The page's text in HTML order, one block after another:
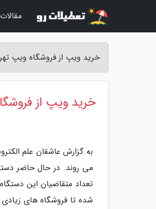
خرید ویپ از فروشگاه ویپ
خرید ویپ از
به گزارش عاشقان علم
می روند. در حال حاضر
تعداد متقاضیان این
شده تا فروشگاه های زیادی
مقالات